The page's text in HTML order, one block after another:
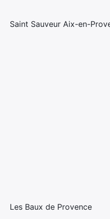
Paroisse
Saint Sauveur Aix-en-
Carrières
Les Baux de Provence